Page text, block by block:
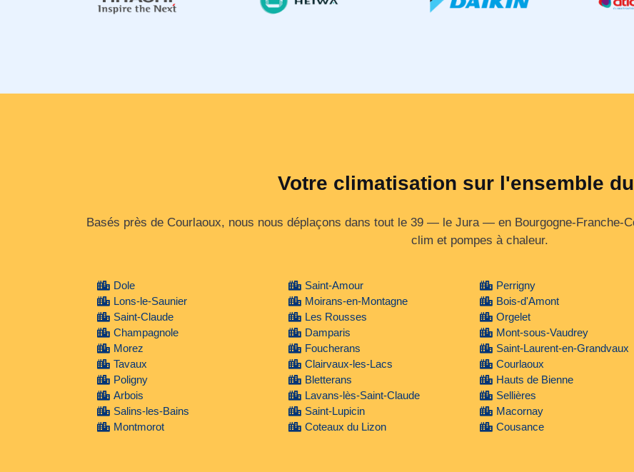
Votre climatisation sur l'ensemble
Basés près de Courlaoux, nous nous déplaçons dans tout le 39 — le Jura — en
clim et pompes à chaleur.
Dole
Lons-le-Saunier
Saint-Claude
Champagnole
Morez
Tavaux
Poligny
Arbois
Salins-les-Bains
Montmorot
Saint-Amour
Moirans-en-Montagne
Les Rousses
Damparis
Foucherans
Clairvaux-les-Lacs
Bletterans
Lavans-lès-Saint-Claude
Saint-Lupicin
Coteaux du Lizon
Perrigny
Bois-d'Amont
Orgelet
Mont-sous-Vaudrey
Saint-Laurent-en-Grandvaux
Courlaoux
Hauts de Bienne
Sellières
Macornay
Cousance